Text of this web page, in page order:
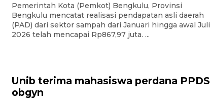
Pemerintah Kota (Pemkot) Bengkulu, Provinsi
Bengkulu mencatat realisasi pendapatan asli daerah
(PAD) dari sektor sampah dari Januari hingga awal Juli
2026 telah mencapai Rp867,97 juta. ...
Unib terima mahasiswa perdana PPDS
obgyn